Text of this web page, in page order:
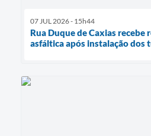
07 JUL 2026 - 15h44
Rua Duque de Caxias recebe
asfáltica após instalação dos